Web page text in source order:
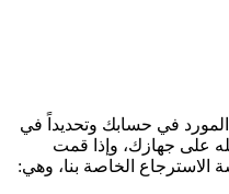
المورد في حسابك وتحديداً في
على جهازك، وإذا قمت
الاسترجاع الخاصة بنا، وهي: